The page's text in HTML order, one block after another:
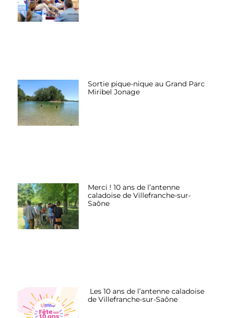
Sortie pique-nique au Grand Parc
Miribel Jonage
Merci ! 10 ans de l’antenne
caladoise de Villefranche-sur-
Saône
Les 10 ans de l’antenne caladoise
de Villefranche-sur-Saône